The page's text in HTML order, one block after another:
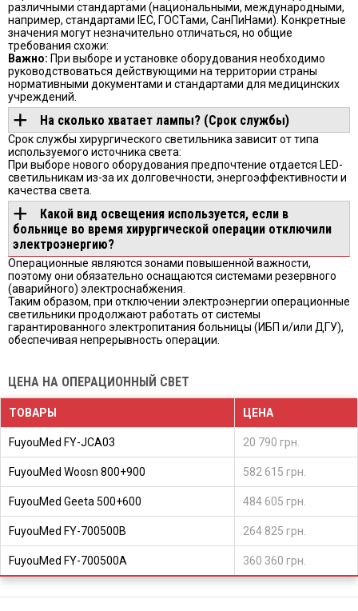
различными стандартами (национальными, международными,
например, стандартами IEC, ГОСТами, СанПиНами). Конкретные
значения могут незначительно отличаться, но общие
требования схожи:
Важно: При выборе и установке оборудования необходимо
руководствоваться действующими на территории страны
нормативными документами и стандартами для медицинских
учреждений.
На сколько хватает лампы? (Срок службы)
Срок службы хирургического светильника зависит от типа
используемого источника света:
При выборе нового оборудования предпочтение отдается LED-
светильникам из-за их долговечности, энергоэффективности и
качества света.
Какой вид освещения используется, если в
больнице во время хирургической операции отключили
электроэнергию?
Операционные являются зонами повышенной важности,
поэтому они обязательно оснащаются системами резервного
(аварийного) электроснабжения.
Таким образом, при отключении электроэнергии операционные
светильники продолжают работать от системы
гарантированного электропитания больницы (ИБП и/или ДГУ),
обеспечивая непрерывность операции.
ЦЕНА НА ОПЕРАЦИОННЫЙ СВЕТ
ТОВАРЫ ЦЕНА
FuyouMed FY-JCA03 20 790 грн.
FuyouMed Woosn 800+900 582 615 грн.
FuyouMed Geeta 500+600 484 605 грн.
FuyouMed FY-700500B 264 825 грн.
FuyouMed FY-700500А 360 360 грн.